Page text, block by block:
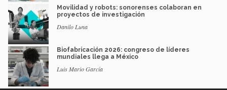
Movilidad y robots: sonorenses colaboran en
proyectos de investigación
Danilo Luna
Biofabricación 2026: congreso de líderes
mundiales llega a México
Luis Mario García